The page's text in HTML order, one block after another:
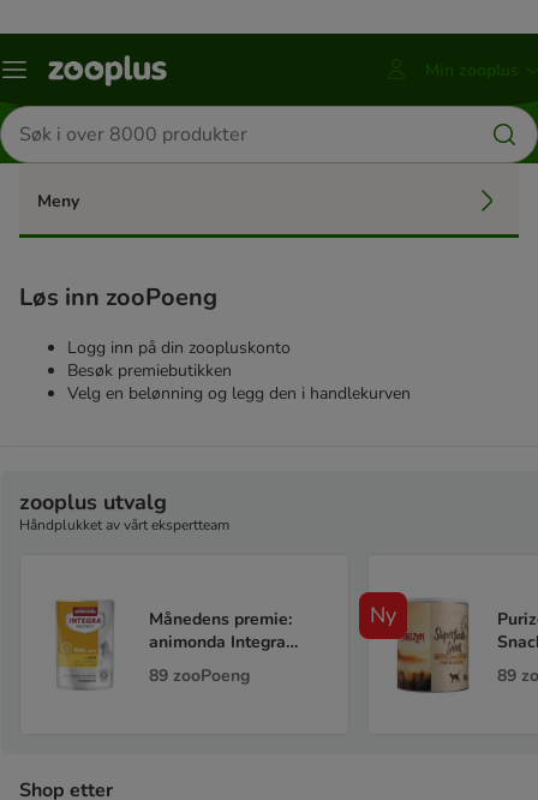
Katalogmeny
Trykk
ENTER
underkategorier
Min zooplus
Søk
etter
produkter
Meny
Løs inn zooPoeng
Logg inn på din zoopluskonto
Besøk premiebutikken
Velg en belønning og legg den i handlekurven
zooplus utvalg
Håndplukket av vårt ekspertteam
Månedens premie:
animonda Integra
Protect Adult Nyrer
med høns, 85 g
89 zooPoeng
Ny
89
Shop etter